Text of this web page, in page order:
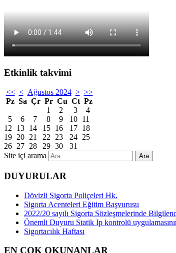
Etkinlik takvimi
<< < Ağustos 2024 > >>
Pz Sa Çr Pr Cu Ct Pz
1
2 3
4
5
6 7 8 9 10 11
12
13 14 15 16 17 18
19 20 21 22 23 24 25
26 27 28 29 30
31
Site içi arama
Ara
DUYURULAR
Dövizli Sigorta Poliçeleri Hk.
Sigorta Acenteleri Eğitim Başvurusu
2022/20 sayılı Sigorta Sözleşmelerinde
Önemli Duyuru Statik Ip kontrolü
Sigortacılık Haftası
EN ÇOK OKUNANLAR